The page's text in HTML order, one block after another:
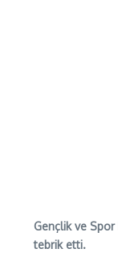
Gençlik ve Spor
tebrik etti.